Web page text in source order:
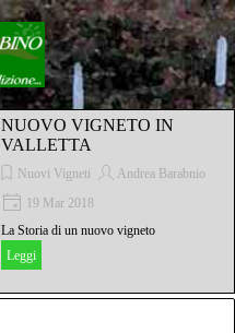
NUOVO VIGNETO IN
VALLETTA
Nuovi Vigneti
Andrea Barabnio
19 Mar 2018
La Storia di un nuovo vigneto
Leggi